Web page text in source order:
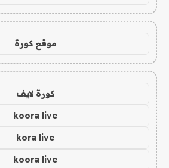
موقع كورة
كورة لايف
koora live
kora live
koora live